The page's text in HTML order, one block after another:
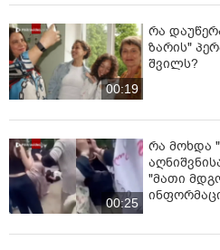
00:19
რა
ზარის"
შვილს?
00:25
რა მოხდა
"მათი